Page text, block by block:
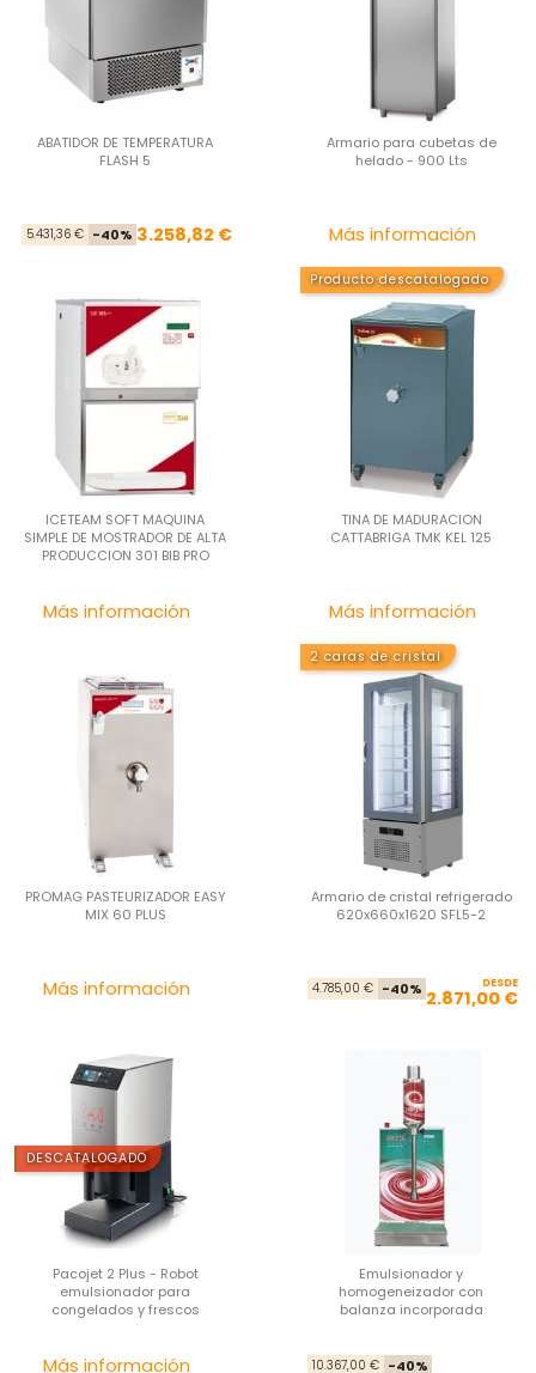
ABATIDOR DE TEMPERATURA
FLASH 5
Precio base
5.431,36 € -40% Precio
3.258,82 €
Armario para cubetas de
helado - 900 Lts
Más información
ICETEAM SOFT MAQUINA
SIMPLE DE MOSTRADOR DE ALTA
PRODUCCION 301 BIB PRO
Más información
Producto descatalogado
TINA DE MADURACION
CATTABRIGA TMK KEL 125
Más información
PROMAG PASTEURIZADOR EASY
MIX 60 PLUS
Más información
2 caras de cristal
Armario de cristal refrigerado
620x660x1620 SFL5-2
4.785,00 € -40% DESDE
2.871,00 €
DESCATALOGADO
Pacojet 2 Plus - Robot
emulsionador para
congelados y frescos
Más información
Emulsionador y
homogeneizador con
balanza incorporada
10.367,00 € -40%